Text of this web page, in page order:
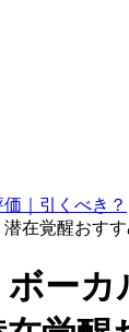
｜引くべき？
在覚醒おすす
ボー